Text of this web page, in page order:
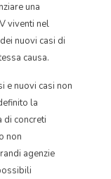
una
viventi nel
nuovi casi di
causa.
e nuovi casi non
la
di concreti
non
agenzie